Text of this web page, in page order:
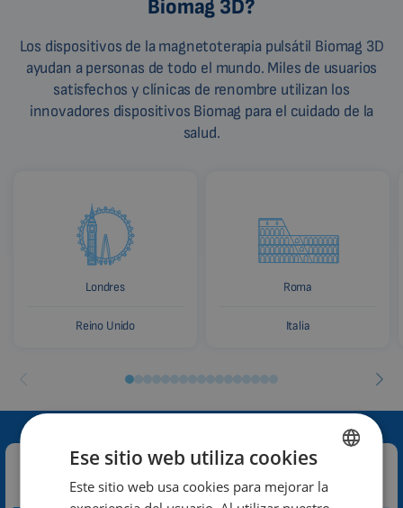
Biomag 3D?
Los dispositivos de la magnetoterapia pulsátil Biomag 3D
ayudan a personas de todo el mundo. Miles de usuarios
satisfechos y clínicas de renombre utilizan los
innovadores dispositivos Biomag para el cuidado de la
salud.
Londres
Reino Unido
Roma
Italia
Contacte con nosotros:
ENGLISH
Ese sitio web utiliza cookies
Este sitio web usa cookies para mejorar la